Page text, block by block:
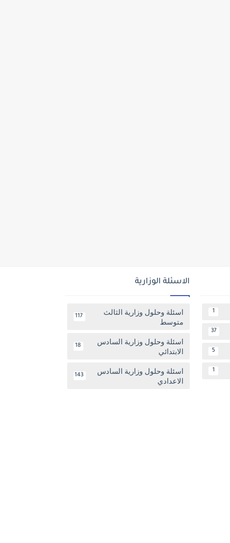
1
37
5
1
الاسئلة الوزارية
اسئلة وحلول وزارية الثالث
متوسط
117
اسئلة وحلول وزارية السادس
الابتدائي
18
اسئلة وحلول وزارية السادس
الاعدادي
143